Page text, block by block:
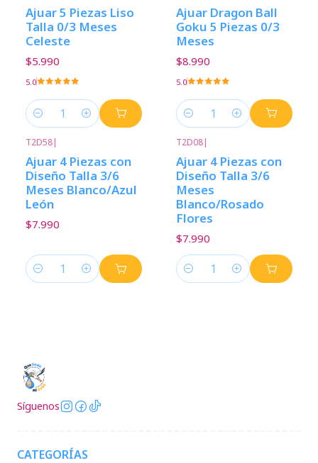
Ajuar 5 Piezas Liso
Talla 0/3 Meses
Celeste
$5.990
5.0
Cantidad
Ajuar Dragon Ball
Goku 5 Piezas 0/3
Meses
$8.990
5.0
Cantidad
T2D58|
Ajuar 4 Piezas con
Diseño Talla 3/6
Meses Blanco/Azul
León
$7.990
Cantidad
T2D08|
Ajuar 4 Piezas con
Diseño Talla 3/6
Meses
Blanco/Rosado
Flores
$7.990
Cantidad
Síguenos
CATEGORÍAS